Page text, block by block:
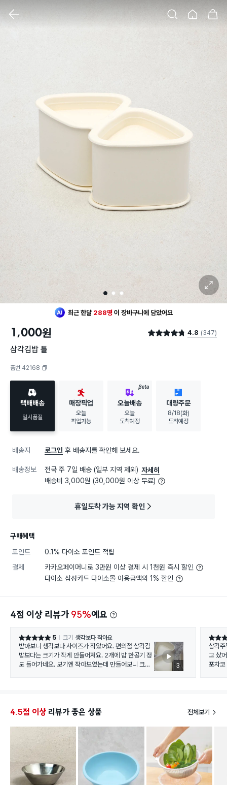
1 2 3
확대 보기
최근 한달 288명 이 장바구니에 담았어요
장바구니에 담았어요
1,000원 별점 4.8점 4.8 (347)
삼각김밥 틀
품번 42168
택배배송
일시품절
매장픽업
오늘
픽업가능
BETA
오늘배송
오늘
도착예정
대량주문
8/18(화)
도착예정
배송지 로그인 후 배송지를 확인해 보세요.
배송정보 전국 주 7일 배송 (일부 지역 제외) 자세히
배송비 3,000원 (30,000원 이상 무료)
휴일도착 가능 지역 확인
구매혜택
포인트
0.1% 다이소 포인트 적립
결제
카카오페이머니로 3만원 이상 결제 시 1천원 즉시 할인
다이소 삼성카드 다이소몰 이용금액의 1% 할인
4점 이상 리뷰가 95%예요
별점 5점 5 크기 생각보다 작아요
받아보니 생각보다 사이즈가 작았어요. 편의점 삼각김
밥보다는 크기가 작게 만들어져요. 2개에 밥 한공기 정
도 들어가네요. 보기엔 작아보였는데 만들어보니 크기
3
별점 5
삼각주
고 샀
포차코
4.5점 이상 리뷰가 좋은 상품 전체보기